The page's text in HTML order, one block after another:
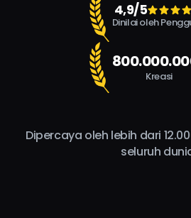
4,9/5
Dinilai oleh
Kreasi
Dipercaya oleh lebih dari
seluruh